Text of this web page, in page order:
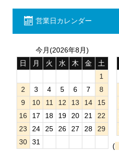
営業日カレンダー
今月(2026年8月)
日
月 火 水 木 金
土
1
2
3 4 5 6 7
8
9
10 11 12 13 14
15
16
17 18 19 20 21
22
23
24 25 26 27 28
29
30
31 (